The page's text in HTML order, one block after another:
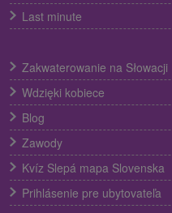
Last minute
Zakwaterowanie na Słowacji
Wdzięki kobiece
Blog
Zawody
Kvíz Slepá mapa Slovenska
Prihlásenie pre ubytovateľa